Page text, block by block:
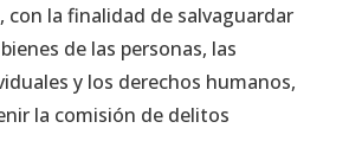
con la finalidad de salvaguardar
de las personas, las
y los derechos humanos,
la comisión de delitos